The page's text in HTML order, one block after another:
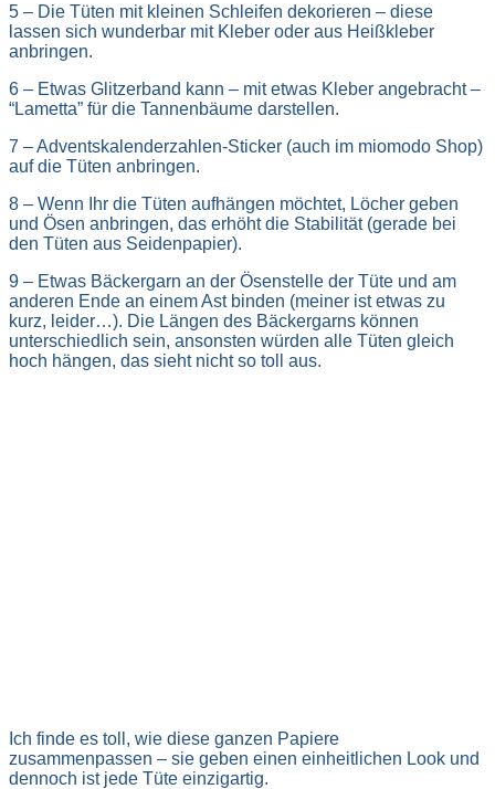
5 – Die Tüten mit kleinen Schleifen dekorieren – diese
lassen sich wunderbar mit Kleber oder aus Heißkleber
anbringen.
6 – Etwas Glitzerband kann – mit etwas Kleber angebracht –
“Lametta” für die Tannenbäume darstellen.
7 – Adventskalenderzahlen-Sticker (auch im miomodo Shop)
auf die Tüten anbringen.
8 – Wenn Ihr die Tüten aufhängen möchtet, Löcher geben
und Ösen anbringen, das erhöht die Stabilität (gerade bei
den Tüten aus Seidenpapier).
9 – Etwas Bäckergarn an der Ösenstelle der Tüte und am
anderen Ende an einem Ast binden (meiner ist etwas zu
kurz, leider…). Die Längen des Bäckergarns können
unterschiedlich sein, ansonsten würden alle Tüten gleich
hoch hängen, das sieht nicht so toll aus.
Ich finde es toll, wie diese ganzen Papiere
zusammenpassen – sie geben einen einheitlichen Look und
dennoch ist jede Tüte einzigartig.